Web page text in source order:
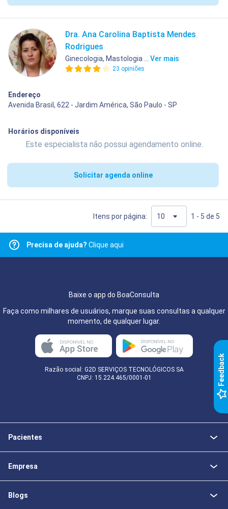
Dra. Ana Carolina Baptista Mendes
Rodrigues
Ginecologia, Mastologia ... Ver mais
23 opiniões
Endereço
Avenida Brasil, 622 - Jardim América, São Paulo - SP
Horários disponíveis
Este especialista não possui agendamento online.
Solicitar agenda online
Itens por página: 1 - 5 de 5
Precisa de ajuda? Clique aqui
Baixe o app do BoaConsulta
Faça como milhares de usuários, marque suas consultas a qualquer
momento, de qualquer lugar.
Razão social: G2D SERVIÇOS TECNOLÓGICOS SA
CNPJ: 15.224.465/0001-01
Pacientes
Empresa
Blogs
k